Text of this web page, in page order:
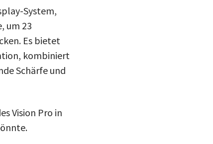
System,
um 23
Es bietet
kombiniert
Schärfe und
Vision Pro in